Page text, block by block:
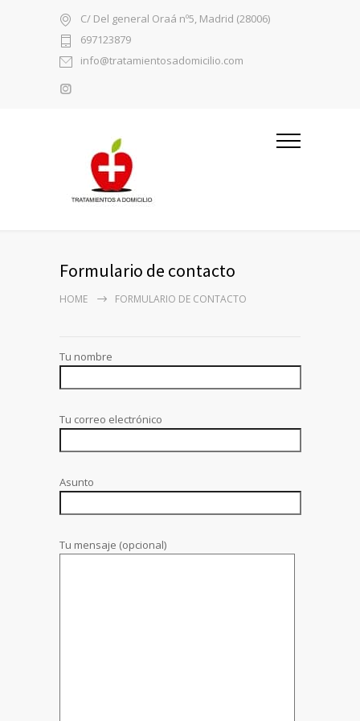
C/ Del general Oraá nº5, Madrid (28006)
697123879
info@tratamientosadomicilio.com
Formulario de contacto
HOME FORMULARIO DE CONTACTO
Tu nombre
Tu correo electrónico
Asunto
Tu mensaje (opcional)